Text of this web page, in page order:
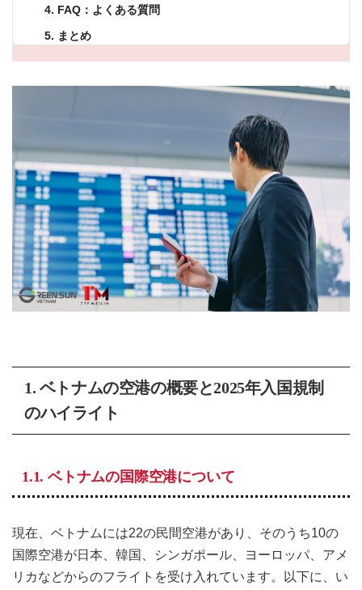
4. FAQ：よくある質問
5. まとめ
1. ベトナムの空港の概要と2025年入国規制
のハイライト
1.1. ベトナムの国際空港について
現在、ベトナムには22の民間空港があり、そのうち10の
国際空港が日本、韓国、シンガポール、ヨーロッパ、アメ
リカなどからのフライトを受け入れています。以下に、い